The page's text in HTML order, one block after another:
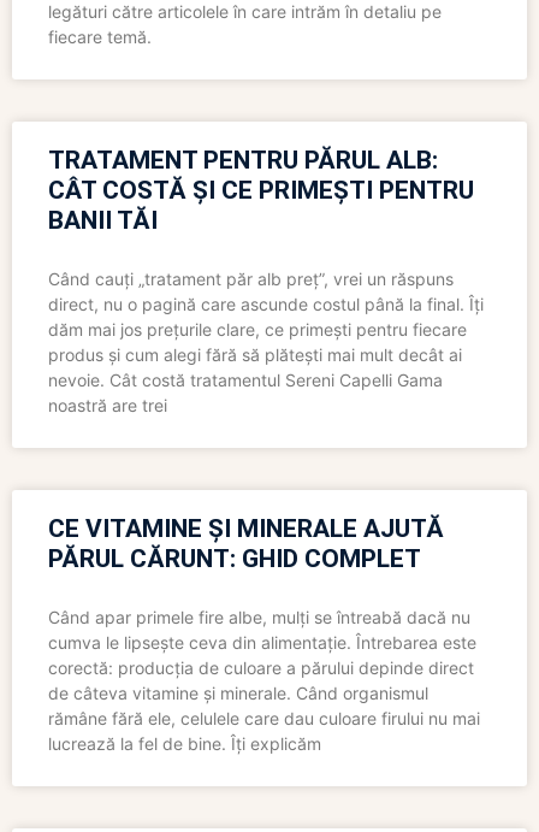
legături către articolele în care intrăm în detaliu pe
fiecare temă.
TRATAMENT PENTRU PĂRUL ALB:
CÂT COSTĂ ȘI CE PRIMEȘTI PENTRU
BANII TĂI
Când cauți „tratament păr alb preț”, vrei un răspuns
direct, nu o pagină care ascunde costul până la final. Îți
dăm mai jos prețurile clare, ce primești pentru fiecare
produs și cum alegi fără să plătești mai mult decât ai
nevoie. Cât costă tratamentul Sereni Capelli Gama
noastră are trei
CE VITAMINE ȘI MINERALE AJUTĂ
PĂRUL CĂRUNT: GHID COMPLET
Când apar primele fire albe, mulți se întreabă dacă nu
cumva le lipsește ceva din alimentație. Întrebarea este
corectă: producția de culoare a părului depinde direct
de câteva vitamine și minerale. Când organismul
rămâne fără ele, celulele care dau culoare firului nu mai
lucrează la fel de bine. Îți explicăm